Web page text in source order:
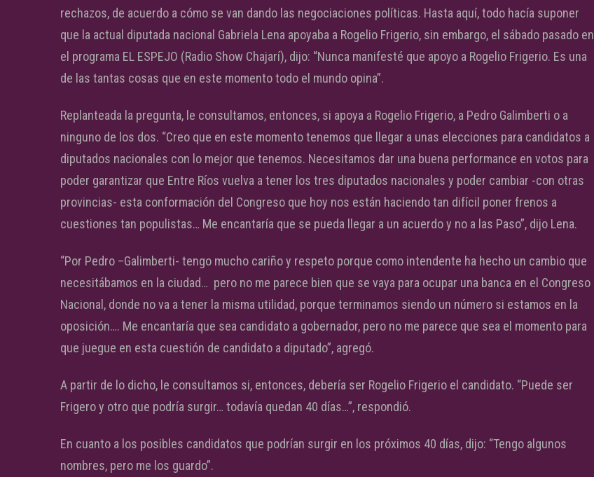
rechazos, de acuerdo a cómo se van dando las negociaciones políticas. Hasta aquí, todo hacía suponer
que la actual diputada nacional Gabriela Lena apoyaba a Rogelio Frigerio, sin embargo, el sábado pasado en
el programa EL ESPEJO (Radio Show Chajarí), dijo: “Nunca manifesté que apoyo a Rogelio Frigerio. Es una
de las tantas cosas que en este momento todo el mundo opina”.
Replanteada la pregunta, le consultamos, entonces, si apoya a Rogelio Frigerio, a Pedro Galimberti o a
ninguno de los dos. “Creo que en este momento tenemos que llegar a unas elecciones para candidatos a
diputados nacionales con lo mejor que tenemos. Necesitamos dar una buena performance en votos para
poder garantizar que Entre Ríos vuelva a tener los tres diputados nacionales y poder cambiar -con otras
provincias- esta conformación del Congreso que hoy nos están haciendo tan difícil poner frenos a
cuestiones tan populistas… Me encantaría que se pueda llegar a un acuerdo y no a las Paso”, dijo Lena.
“Por Pedro –Galimberti- tengo mucho cariño y respeto porque como intendente ha hecho un cambio que
necesitábamos en la ciudad… pero no me parece bien que se vaya para ocupar una banca en el Congreso
Nacional, donde no va a tener la misma utilidad, porque terminamos siendo un número si estamos en la
oposición…. Me encantaría que sea candidato a gobernador, pero no me parece que sea el momento para
que juegue en esta cuestión de candidato a diputado”, agregó.
A partir de lo dicho, le consultamos si, entonces, debería ser Rogelio Frigerio el candidato. “Puede ser
Frigero y otro que podría surgir… todavía quedan 40 días…”, respondió.
En cuanto a los posibles candidatos que podrían surgir en los próximos 40 días, dijo: “Tengo algunos
nombres, pero me los guardo”.